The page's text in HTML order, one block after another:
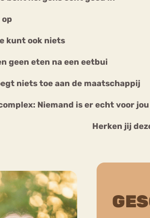
op
kunt ook niets
geen eten na een eetbui
niets toe aan de maatschappij
Niemand is er echt voor jou
Herken jij